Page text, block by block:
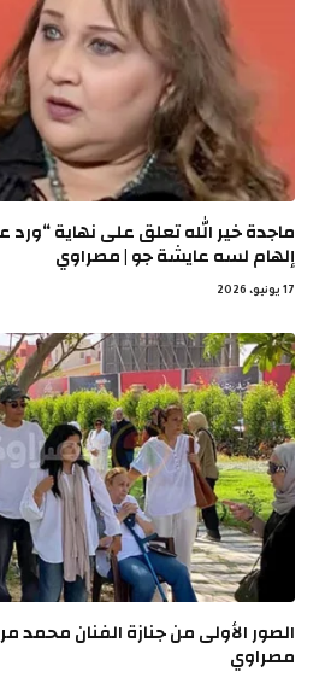
ماجدة خير الله تعلق على نهاية
إلهام لسه عايشة جو | مصراوي
17 يونيو، 2026
الصور الأولى من جنازة الفنان محمد
مصراوي